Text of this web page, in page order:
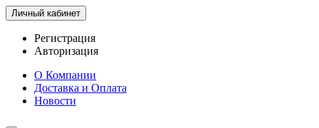
Личный кабинет
Регистрация
Авторизация
О Компании
Доставка и Оплата
Новости